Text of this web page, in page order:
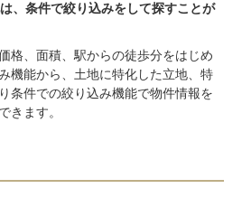
、条件で絞り込みをして探すことが
格、面積、駅からの徒歩分をはじめ
機能から、土地に特化した立地、特
条件での絞り込み機能で物件情報を
きます。